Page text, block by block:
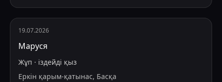
19.07.2026
Маруся
Жұп · іздейді қыз
Еркін қарым-қатынас, Басқа